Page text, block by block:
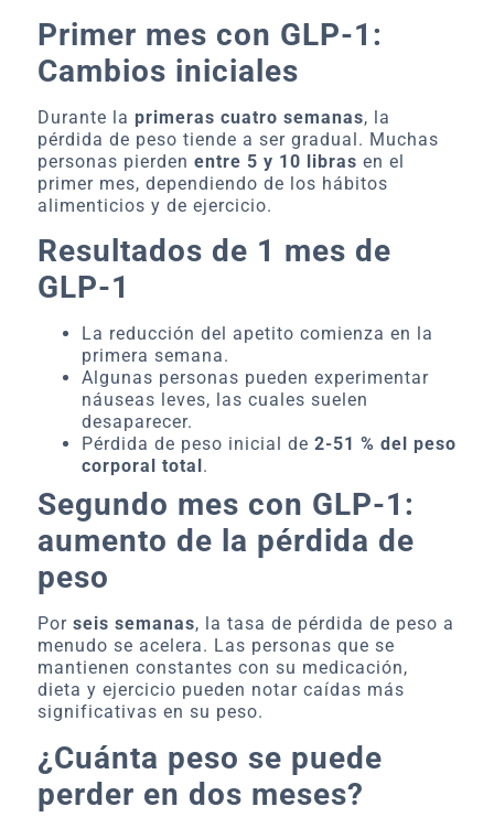
Primer mes con GLP-1:
Cambios iniciales
Durante la primeras cuatro semanas, la
pérdida de peso tiende a ser gradual. Muchas
personas pierden entre 5 y 10 libras en el
primer mes, dependiendo de los hábitos
alimenticios y de ejercicio.
Resultados de 1 mes de
GLP-1
La reducción del apetito comienza en la
primera semana.
Algunas personas pueden experimentar
náuseas leves, las cuales suelen
desaparecer.
Pérdida de peso inicial de 2-51 % del peso
corporal total .
Segundo mes con GLP-1:
aumento de la pérdida de
peso
Por seis semanas, la tasa de pérdida de peso a
menudo se acelera. Las personas que se
mantienen constantes con su medicación,
dieta y ejercicio pueden notar caídas más
significativas en su peso.
¿Cuánta peso se puede
perder en dos meses?